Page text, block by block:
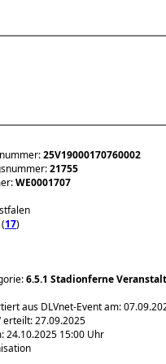
25V19000170760002
21755
WE0001707
17)
6.5.1 Stadionferne
aus DLVnet-Event am:
erteilt: 27.09.2025
24.10.2025 15:00 Uhr